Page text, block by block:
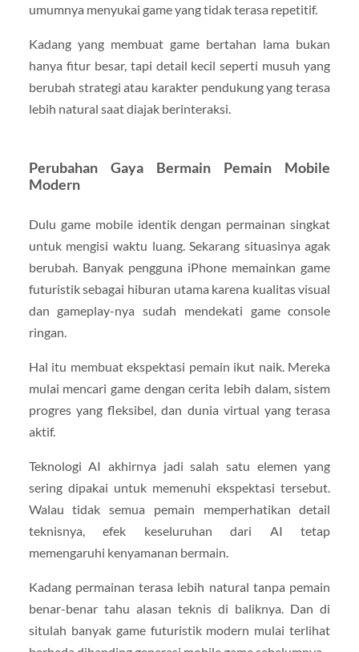
umumnya menyukai game yang tidak terasa repetitif.
Kadang yang membuat game bertahan lama bukan
hanya fitur besar, tapi detail kecil seperti musuh yang
berubah strategi atau karakter pendukung yang terasa
lebih natural saat diajak berinteraksi.
Perubahan Gaya Bermain Pemain Mobile
Modern
Dulu game mobile identik dengan permainan singkat
untuk mengisi waktu luang. Sekarang situasinya agak
berubah. Banyak pengguna iPhone memainkan game
futuristik sebagai hiburan utama karena kualitas visual
dan gameplay-nya sudah mendekati game console
ringan.
Hal itu membuat ekspektasi pemain ikut naik. Mereka
mulai mencari game dengan cerita lebih dalam, sistem
progres yang fleksibel, dan dunia virtual yang terasa
aktif.
Teknologi AI akhirnya jadi salah satu elemen yang
sering dipakai untuk memenuhi ekspektasi tersebut.
Walau tidak semua pemain memperhatikan detail
teknisnya, efek keseluruhan dari AI tetap
memengaruhi kenyamanan bermain.
Kadang permainan terasa lebih natural tanpa pemain
benar-benar tahu alasan teknis di baliknya. Dan di
situlah banyak game futuristik modern mulai terlihat